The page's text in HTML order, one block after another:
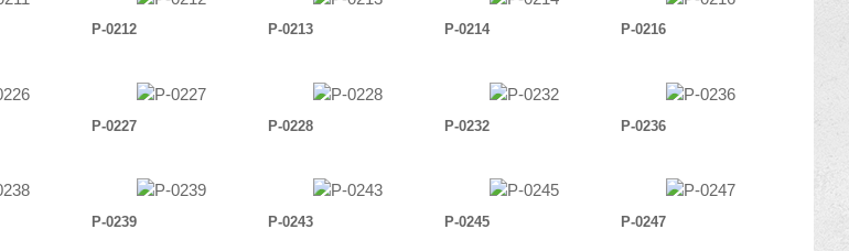
P-0212 P-0213 P-0214 P-0216
P-0227 P-0228 P-0232 P-0236
P-0239 P-0243 P-0245 P-0247